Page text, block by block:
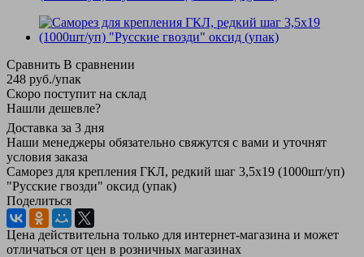
Сравнить В сравнении
248 руб./упак
Скоро поступит на склад
Нашли дешевле?
Доставка за 3 дня
Наши менеджеры обязательно свяжутся с вами и уточнят
условия заказа
Саморез для крепления ГКЛ, редкий шаг 3,5х19 (1000шт/уп)
"Русские гвозди" оксид (упак)
Поделиться
Цена действительна только для интернет-магазина и может
отличаться от цен в розничных магазинах